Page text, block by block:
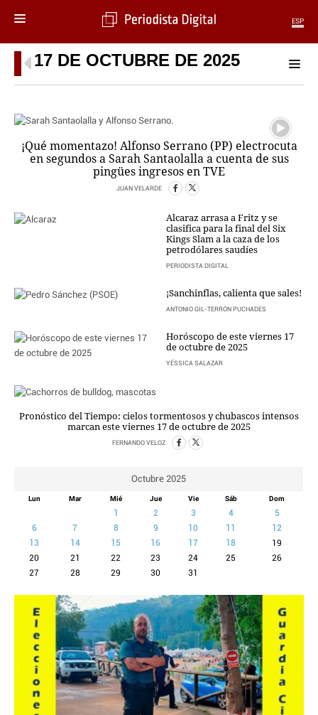
ESP
MENÚ
SECCIONES
MUNDO
PERIODISMO
ECONOMÍA
CRIMEN Y CASTIGO
MOTOR
TRAVELLERS
EXPERTOS
GASTRONOMÍA
LA SEGUNDA DOSIS
DIRECTORIOS
LO ÚLTIMO
VÍDEOS
TEMAS
PERSONAJES
ORGANISMOS
LUGARES
AUTORES
17 DE OCTUBRE DE 2025
¡Qué momentazo! Alfonso Serrano (PP) electrocuta
en segundos a Sarah Santaolalla a cuenta de sus
pingües ingresos en TVE
JUAN VELARDE
Alcaraz arrasa a Fritz y se
clasifica para la final del Six
Kings Slam a la caza de los
petrodólares saudíes
PERIODISTA DIGITAL
¡Sanchinflas, calienta que sales!
ANTONIO GIL-TERRÓN PUCHADES
Horóscopo de este viernes 17
de octubre de 2025
YÉSSICA SALAZAR
Pronóstico del Tiempo: cielos tormentosos y chubascos intensos
marcan este viernes 17 de octubre de 2025
FERNANDO VELOZ
Octubre 2025
Lun Mar Mié Jue Vie Sáb Dom
2 3 4
5
6
7 8 9 10
12
13
14 15 16 17 18
19
20
21 22 23 24 25
26
27
28 29 30 31